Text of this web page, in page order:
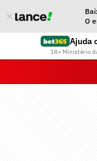
O
Ajuda
18+ Ministério